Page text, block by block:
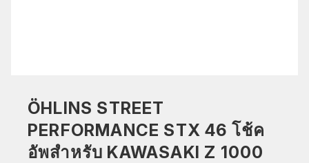
ÖHLINS STREET
PERFORMANCE STX 46 โช้ค
อัพสำหรับ KAWASAKI Z 1000